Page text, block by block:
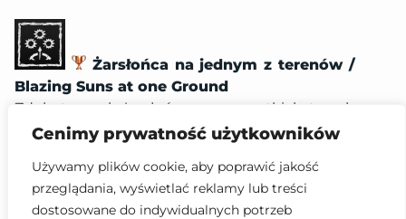
Cenimy prywatność użytkowników
Używamy plików cookie, aby poprawić jakość
przeglądania, wyświetlać reklamy lub treści
dostosowane do indywidualnych potrzeb
Żarsłońca na jednym z terenów /
Blazing Suns at one Ground
Zdobyto znak żarsłońca we wszystkich trzech
próbach na jednym z terenów łowieckich. /
one Hunting Ground.
Patrz opis do
Wszystkie żarsłońca na